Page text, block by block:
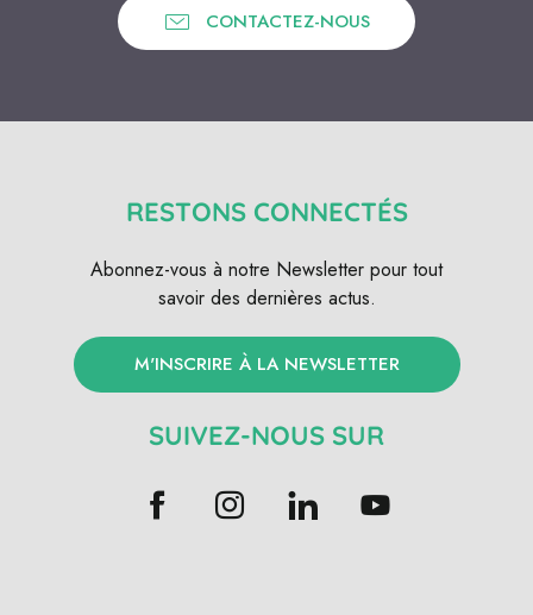
CONTACTEZ-NOUS
RESTONS CONNECTÉS
Abonnez-vous à notre Newsletter pour tout
savoir des dernières actus.
M'INSCRIRE À LA NEWSLETTER
SUIVEZ-NOUS SUR